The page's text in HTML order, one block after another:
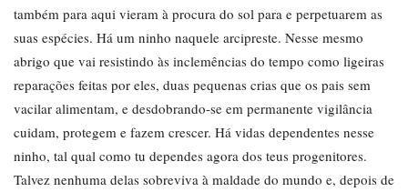
também para aqui vieram à procura do sol para e perpetuarem as
suas espécies. Há um ninho naquele arcipreste. Nesse mesmo
abrigo que vai resistindo às inclemências do tempo como ligeiras
reparações feitas por eles, duas pequenas crias que os pais sem
vacilar alimentam, e desdobrando-se em permanente vigilância
cuidam, protegem e fazem crescer. Há vidas dependentes nesse
ninho, tal qual como tu dependes agora dos teus progenitores.
Talvez nenhuma delas sobreviva à maldade do mundo e, depois de